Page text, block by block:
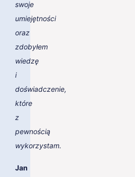
swoje
umiejętności
oraz
zdobyłem
wiedzę
i
doświadczenie,
które
z
pewnością
wykorzystam.
Jan